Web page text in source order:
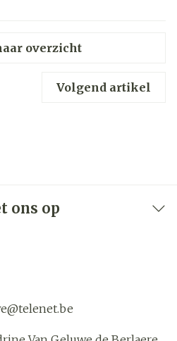
overzicht
Volgend artikel
ons op
telenet.be